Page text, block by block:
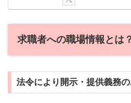
求職者への職場情報とは
法令により開示・提供義務